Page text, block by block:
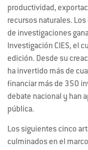
productividad,
recursos naturales.
de investigaciones
Investigación CIES, el
edición. Desde su
ha invertido más de
financiar más de 350
debate nacional y han
pública.
Los siguientes cinco
culminados en el